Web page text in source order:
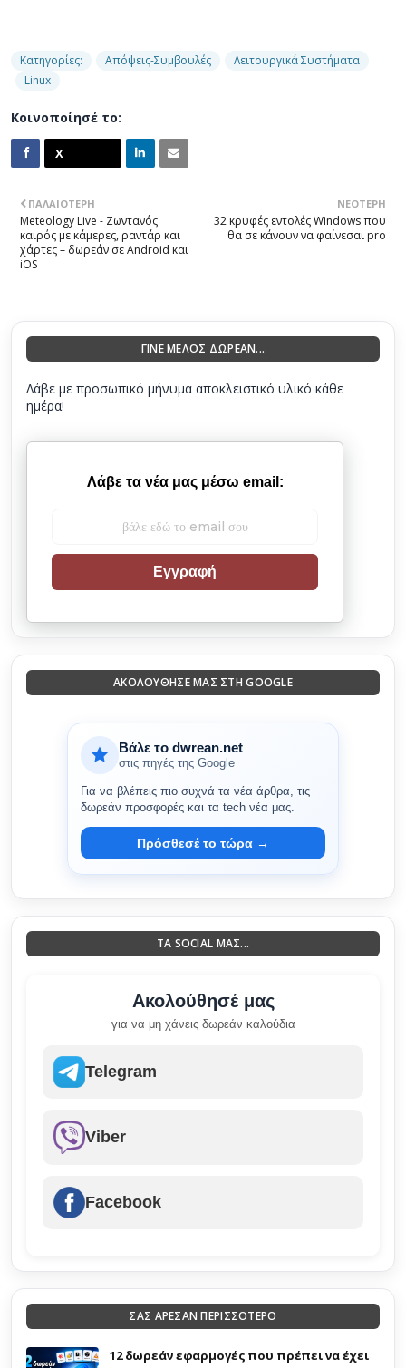
Κατηγορίες: Απόψεις-Συμβουλές
Λειτουργικά Συστήματα
Linux
Κοινοποίησέ το:
ΝΕΌΤΕΡΗ
32 κρυφές εντολές Windows που
θα σε κάνουν να φαίνεσαι pro
ΠΑΛΑΙΌΤΕΡΗ
Meteology Live - Ζωντανός
καιρός με κάμερες, ραντάρ και
χάρτες – δωρεάν σε Android και
iOS
ΓΙΝΕ ΜΕΛΟΣ ΔΩΡΕΑΝ...
Λάβε με προσωπικό μήνυμα αποκλειστικό υλικό κάθε
ημέρα!
Λάβε τα νέα μας μέσω email:
Εγγραφή
ΑΚΟΛΟΎΘΗΣΈ ΜΑΣ ΣΤΗ GOOGLE
Βάλε το dwrean.net
στις πηγές της Google
Για να βλέπεις πιο συχνά τα νέα άρθρα, τις
δωρεάν προσφορές και τα tech νέα μας.
Πρόσθεσέ το τώρα →
ΤΑ SOCIAL ΜΑΣ...
Ακολούθησέ μας
για να μη χάνεις δωρεάν καλούδια
Telegram
Viber
Facebook
ΣΑΣ ΑΡΕΣΑΝ ΠΕΡΙΣΣΟΤΕΡΟ
12 δωρεάν εφαρμογές που πρέπει να έχει